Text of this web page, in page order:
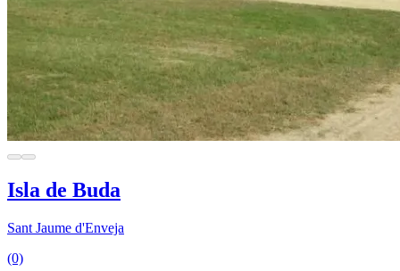
Isla de Buda
Sant Jaume d'Enveja
(0)